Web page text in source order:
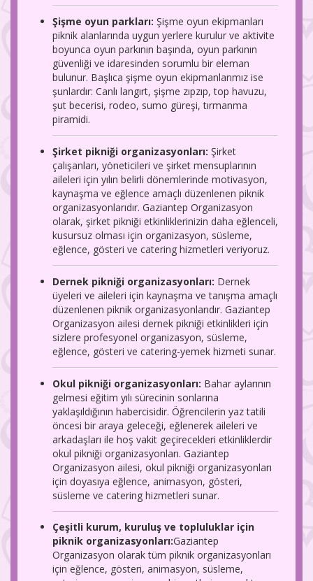
Şişme oyun parkları: Şişme oyun ekipmanları
piknik alanlarında uygun yerlere kurulur ve aktivite
boyunca oyun parkının başında, oyun parkının
güvenliği ve idaresinden sorumlu bir eleman
bulunur. Başlıca şişme oyun ekipmanlarımız ise
şunlardır: Canlı langırt, şişme zıpzıp, top havuzu,
şut becerisi, rodeo, sumo güreşi, tırmanma
piramidi.
Şirket pikniği organizasyonları: Şirket
çalışanları, yöneticileri ve şirket mensuplarının
aileleri için yılın belirli dönemlerinde motivasyon,
kaynaşma ve eğlence amaçlı düzenlenen piknik
organizasyonlarıdır. Gaziantep Organizasyon
olarak, şirket pikniği etkinliklerinizin daha eğlenceli,
kusursuz olması için organizasyon, süsleme,
eğlence, gösteri ve catering hizmetleri veriyoruz.
Dernek pikniği organizasyonları: Dernek
üyeleri ve aileleri için kaynaşma ve tanışma amaçlı
düzenlenen piknik organizasyonlarıdır. Gaziantep
Organizasyon ailesi dernek pikniği etkinlikleri için
sizlere profesyonel organizasyon, süsleme,
eğlence, gösteri ve catering-yemek hizmeti sunar.
Okul pikniği organizasyonları: Bahar aylarının
gelmesi eğitim yılı sürecinin sonlarına
yaklaşıldığının habercisidir. Öğrencilerin yaz tatili
öncesi bir araya geleceği, eğlenerek aileleri ve
arkadaşları ile hoş vakit geçirecekleri etkinliklerdir
okul pikniği organizasyonları. Gaziantep
Organizasyon ailesi, okul pikniği organizasyonları
için doyasıya eğlence, animasyon, gösteri,
süsleme ve catering hizmetleri sunar.
Çeşitli kurum, kuruluş ve topluluklar için
piknik organizasyonları:Gaziantep
Organizasyon olarak tüm piknik organizasyonları
için eğlence, gösteri, animasyon, süsleme,